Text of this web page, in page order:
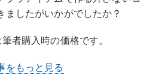
ましたがいかがでしたか？
者購入時の価格です。
をもっと見る